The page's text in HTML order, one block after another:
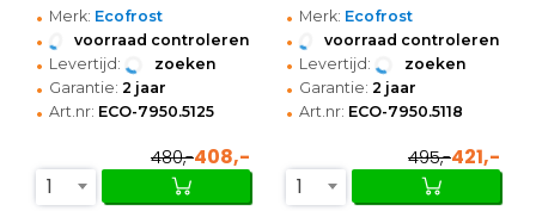
• Merk: Ecofrost
• voorraad controleren
• Levertijd: zoeken
• Garantie: 2 jaar
• Art.nr: ECO-7950.5125
480,-408,-
1
• Merk: Ecofrost
• voorraad controleren
• Levertijd: zoeken
• Garantie: 2 jaar
• Art.nr: ECO-7950.5118
495,-421,-
1